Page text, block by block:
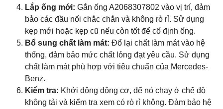
Lắp ống mới: Gắn ống A2068307802 vào vị trí, đảm
bảo các đầu nối chắc chắn và không rò rỉ. Sử dụng
kẹp mới hoặc kẹp cũ nếu còn tốt để cố định ống.
Bổ sung chất làm mát: Đổ lại chất làm mát vào hệ
thống, đảm bảo mức chất lỏng đạt yêu cầu. Sử dụng
chất làm mát phù hợp với tiêu chuẩn của Mercedes-
Benz.
Kiểm tra: Khởi động động cơ, để nó chạy ở chế độ
không tải và kiểm tra xem có rò rỉ không. Đảm bảo hệ